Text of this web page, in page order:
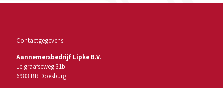
Contactgegevens
Aannemersbedrijf Lipke B.V.
Leigraafseweg 31b
6983 BR Doesburg